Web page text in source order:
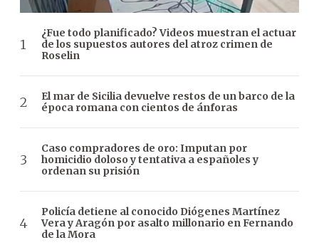
¿Fue todo planificado? Videos muestran el actuar
de los supuestos autores del atroz crimen de
Roselin
El mar de Sicilia devuelve restos de un barco de la
época romana con cientos de ánforas
Caso compradores de oro: Imputan por
homicidio doloso y tentativa a españoles y
ordenan su prisión
Policía detiene al conocido Diógenes Martínez
Vera y Aragón por asalto millonario en Fernando
de la Mora